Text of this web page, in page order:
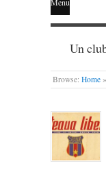
Un
Browse: Home »